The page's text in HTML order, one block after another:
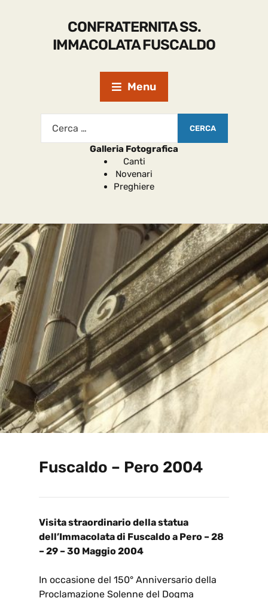
CONFRATERNITA SS.
IMMACOLATA FUSCALDO
Menu
Galleria Fotografica
Canti
Novenari
Preghiere
Fuscaldo – Pero 2004
Visita straordinario della statua
dell’Immacolata di Fuscaldo a Pero – 28
– 29 – 30 Maggio 2004
In occasione del 150° Anniversario della
Proclamazione Solenne del Dogma